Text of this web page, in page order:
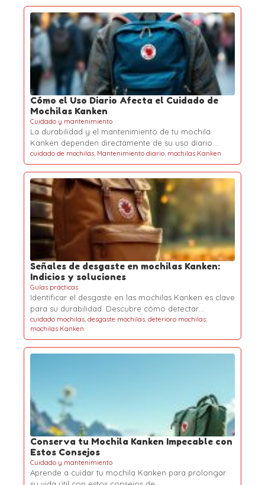
Cómo el Uso Diario Afecta el Cuidado de
Mochilas Kanken
Cuidado y mantenimiento
La durabilidad y el mantenimiento de tu mochila
Kanken dependen directamente de su uso diario.…
cuidado de mochilas, Mantenimiento diario, mochilas Kanken
Señales de desgaste en mochilas Kanken:
Indicios y soluciones
Guías prácticas
Identificar el desgaste en las mochilas Kanken es clave
para su durabilidad. Descubre cómo detectar…
cuidado mochilas, desgaste mochilas, deterioro mochilas,
mochilas Kanken
Conserva tu Mochila Kanken Impecable con
Estos Consejos
Cuidado y mantenimiento
Aprende a cuidar tu mochila Kanken para prolongar